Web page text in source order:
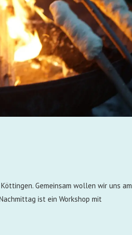
Gemeinsam wollen wir uns am
ist ein Workshop mit